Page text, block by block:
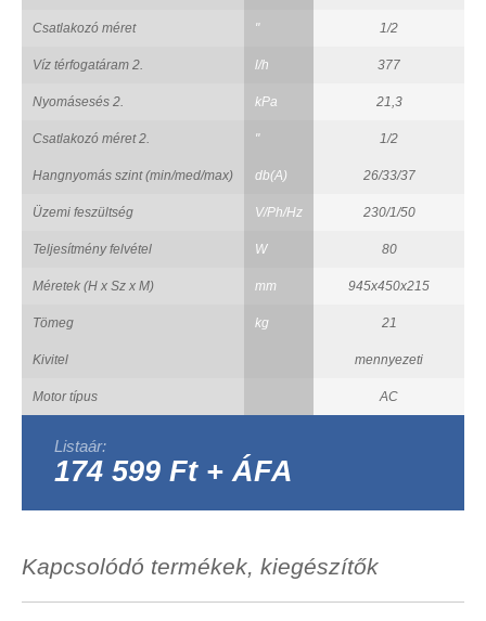
Csatlakozó méret " 1/2
Víz térfogatáram 2. l/h 377
Nyomásesés 2. kPa 21,3
Csatlakozó méret 2. " 1/2
Hangnyomás szint (min/med/max) db(A) 26/33/37
Üzemi feszültség V/Ph/Hz 230/1/50
Teljesítmény felvétel W 80
Méretek (H x Sz x M) mm 945x450x215
Tömeg kg 21
Kivitel mennyezeti
Motor típus AC
Listaár:
174 599 Ft + ÁFA
Kapcsolódó termékek, kiegészítők